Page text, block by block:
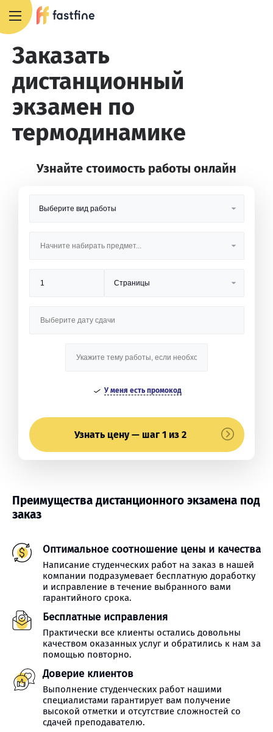
Заказать
дистанционный
экзамен по
термодинамике
Узнайте стоимость работы онлайн
У меня есть промокод
Узнать цену — шаг 1 из 2
Преимущества дистанционного экзамена под
заказ
Оптимальное соотношение цены и качества
Написание студенческих работ на заказ в нашей
компании подразумевает бесплатную доработку
и исправление в течение выбранного вами
гарантийного срока.
Бесплатные исправления
Практически все клиенты остались довольны
качеством оказанных услуг и обратились к нам за
помощью повторно.
Доверие клиентов
Выполнение студенческих работ нашими
специалистами гарантирует вам получение
высокой отметки и отсутствие сложностей со
сдачей преподавателю.